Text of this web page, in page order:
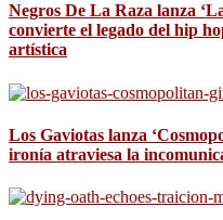
Negros De La Raza lanza
convierte el legado del hip
artística
Los Gaviotas lanza
ironía atraviesa la